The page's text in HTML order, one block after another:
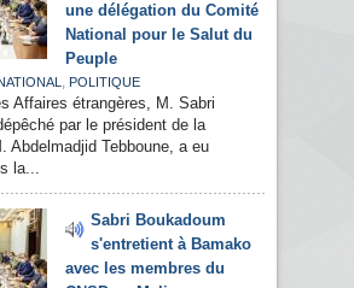
une délégation du Comité
National pour le Salut du
Peuple
, POLITIQUE
Affaires étrangères, M. Sabri
par le président de la
Abdelmadjid Tebboune, a eu
la...
Sabri Boukadoum
s'entretient à Bamako
avec les membres du